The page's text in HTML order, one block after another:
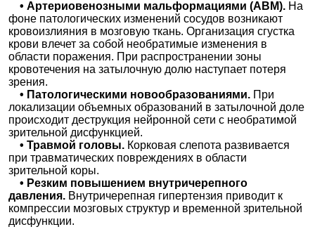
• Артериовенозными мальформациями (АВМ). На
фоне патологических изменений сосудов возникают
кровоизлияния в мозговую ткань. Организация сгустка
крови влечет за собой необратимые изменения в
области поражения. При распространении зоны
кровотечения на затылочную долю наступает потеря
зрения.
• Патологическими новообразованиями. При
локализации объемных образований в затылочной доле
происходит деструкция нейронной сети с необратимой
зрительной дисфункцией.
• Травмой головы. Корковая слепота развивается
при травматических повреждениях в области
зрительной коры.
• Резким повышением внутричерепного
давления. Внутричерепная гипертензия приводит к
компрессии мозговых структур и временной зрительной
дисфункции.